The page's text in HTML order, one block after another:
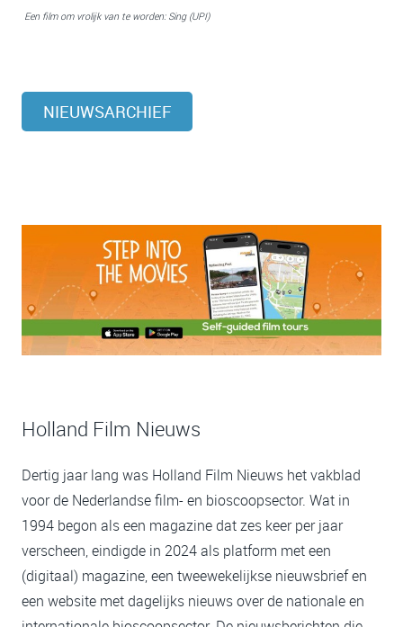
Een film om vrolijk van te worden: Sing (UPI)
NIEUWSARCHIEF
Holland Film Nieuws
Dertig jaar lang was Holland Film Nieuws het vakblad
voor de Nederlandse film- en bioscoopsector. Wat in
1994 begon als een magazine dat zes keer per jaar
verscheen, eindigde in 2024 als platform met een
(digitaal) magazine, een tweewekelijkse nieuwsbrief en
een website met dagelijks nieuws over de nationale en